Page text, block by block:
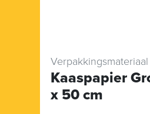
Verpakkingsmateriaal
Kaaspapier
x 50 cm